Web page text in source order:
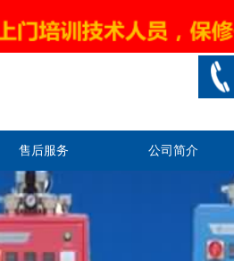
售后服务 公司简介